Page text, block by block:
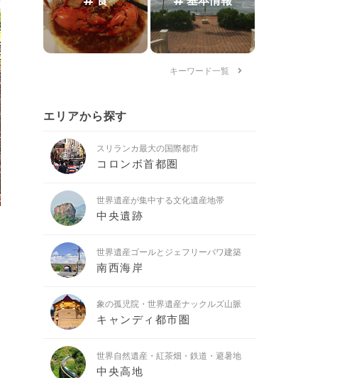
キーワード一覧
エリアから探す
スリランカ最大の国際都市
コロンボ首都圏
世界遺産が集中する文化遺産地帯
中央遺跡
世界遺産ゴールとジェフリーバワ建築
南西海岸
象の孤児院・世界遺産ナックルズ山脈
キャンディ都市圏
世界自然遺産・紅茶畑・鉄道・避暑地
中央高地